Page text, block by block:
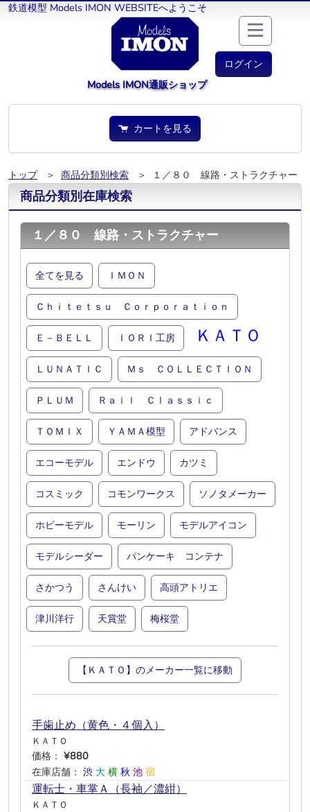
鉄道模型 Models IMON WEBSITEへようこそ
ログイン
Models IMON通販ショップ
カートを見る
トップ ＞ 商品分類別検索 ＞ １／８０ 線路・ストラクチャー
商品分類別在庫検索
１／８０ 線路・ストラクチャー
全てを見る ＩＭＯＮ
Ｃｈｉｔｅｔｓｕ Ｃｏｒｐｏｒａｔｉｏｎ
Ｅ－ＢＥＬＬ ＩＯＲＩ工房 ＫＡＴＯ
ＬＵＮＡＴＩＣ Ｍｓ ＣＯＬＬＥＣＴＩＯＮ
ＰＬＵＭ Ｒａｉｌ Ｃｌａｓｓｉｃ
ＴＯＭＩＸ ＹＡＭＡ模型 アドバンス
エコーモデル エンドウ カツミ
コスミック コモンワークス ソノタメーカー
ホビーモデル モーリン モデルアイコン
モデルシーダー パンケーキ コンテナ
さかつう さんけい 高頭アトリエ
津川洋行 天賞堂 梅桜堂
【ＫＡＴＯ】のメーカー一覧に移動
手歯止め（黄色・４個入）
ＫＡＴＯ
価格： ¥880
在庫店舗： 渋 大 横 秋 池 宿
運転士・車掌Ａ（長袖／濃紺）
ＫＡＴＯ